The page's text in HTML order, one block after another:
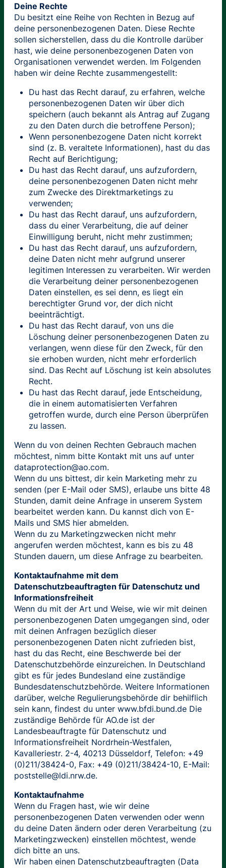
Deine Rechte
Du besitzt eine Reihe von Rechten in Bezug auf
deine personenbezogenen Daten. Diese Rechte
sollen sicherstellen, dass du die Kontrolle darüber
hast, wie deine personenbezogenen Daten von
Organisationen verwendet werden. Im Folgenden
haben wir deine Rechte zusammengestellt:
Du hast das Recht darauf, zu erfahren, welche
personenbezogenen Daten wir über dich
speichern (auch bekannt als Antrag auf Zugang
zu den Daten durch die betroffene Person);
Wenn personenbezogene Daten nicht korrekt
sind (z. B. veraltete Informationen), hast du das
Recht auf Berichtigung;
Du hast das Recht darauf, uns aufzufordern,
deine personenbezogenen Daten nicht mehr
zum Zwecke des Direktmarketings zu
verwenden;
Du hast das Recht darauf, uns aufzufordern,
dass du einer Verarbeitung, die auf deiner
Einwilligung beruht, nicht mehr zustimmen;
Du hast das Recht darauf, uns aufzufordern,
deine Daten nicht mehr aufgrund unserer
legitimen Interessen zu verarbeiten. Wir werden
die Verarbeitung deiner personenbezogenen
Daten einstellen, es sei denn, es liegt ein
berechtigter Grund vor, der dich nicht
beeinträchtigt.
Du hast das Recht darauf, von uns die
Löschung deiner personenbezogenen Daten zu
verlangen, wenn diese für den Zweck, für den
sie erhoben wurden, nicht mehr erforderlich
sind. Das Recht auf Löschung ist kein absolutes
Recht.
Du hast das Recht darauf, jede Entscheidung,
die in einem automatisierten Verfahren
getroffen wurde, durch eine Person überprüfen
zu lassen.
Wenn du von deinen Rechten Gebrauch machen
möchtest, nimm bitte Kontakt mit uns auf unter
dataprotection@ao.com.
Wenn du uns bittest, dir kein Marketing mehr zu
senden (per E-Mail oder SMS), erlaube uns bitte 48
Stunden, damit deine Anfrage in unserem System
bearbeitet werden kann. Du kannst dich von E-
Mails und SMS hier abmelden.
Wenn du zu Marketingzwecken nicht mehr
angerufen werden möchtest, kann es bis zu 48
Stunden dauern, um diese Anfrage zu bearbeiten.
Kontaktaufnahme mit dem
Datenschutzbeauftragten für Datenschutz und
Informationsfreiheit
Wenn du mit der Art und Weise, wie wir mit deinen
personenbezogenen Daten umgegangen sind, oder
mit deinen Anfragen bezüglich dieser
personenbezogenen Daten nicht zufrieden bist,
hast du das Recht, eine Beschwerde bei der
Datenschutzbehörde einzureichen. In Deutschland
gibt es für jedes Bundesland eine zuständige
Bundesdatenschutzbehörde. Weitere Informationen
darüber, welche Regulierungsbehörde dir behilflich
sein kann, findest du unter www.bfdi.bund.de Die
zuständige Behörde für AO.de ist der
Landesbeauftragte für Datenschutz und
Informationsfreiheit Nordrhein-Westfalen,
Kavalleriestr. 2-4, 40213 Düsseldorf, Telefon: +49
(0)211/38424-0, Fax: +49 (0)211/38424-10, E-Mail:
poststelle@ldi.nrw.de.
Kontaktaufnahme
Wenn du Fragen hast, wie wir deine
personenbezogenen Daten verwenden oder wenn
du deine Daten ändern oder deren Verarbeitung (zu
Marketingzwecken) einstellen möchtest, wende
dich bitte an uns.
Wir haben einen Datenschutzbeauftragten (Data